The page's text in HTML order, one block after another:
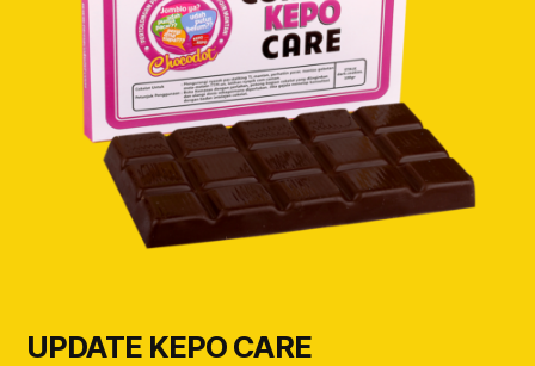
UPDATE KEPO CARE